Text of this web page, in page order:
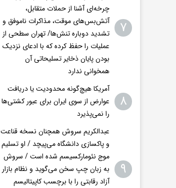
۷
چرخه‌ای آشنا از حملات متقابل،
آتش‌بس‌های موقت، مذاکرات ناموفق و
تشدید دوباره تنش‌ها/ تهران سطحی از
عملیات را حفظ کرده که با ادعای نزدیک
بودن پایان ذخایر تسلیحاتی آن
همخوانی ندارد
۸
آمریکا هیچ‌گونه محدودیت یا دریافت
عوارض از سوی ایران برای عبور کشتی‌ها
را نمی‌پذیرد
۹
عبدالکریم سروش همچنان نسخه قناعت
و پاکسازی دانشگاه می‌پیچد / او تسلیم
موج نئومارکسیسم شده است / سروش
به زبان چپ سخن می‌گوید و نظام بازار
آزاد رقابتی را با برچسب کاپیتالیسم